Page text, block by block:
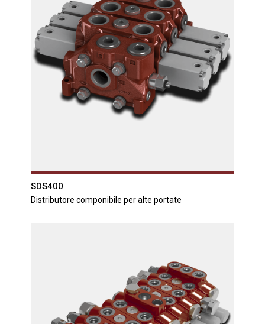
SDS400
Distributore componibile per alte portate